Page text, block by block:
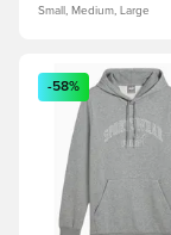
Small, Medium, Large
Otvorí modál
-58%